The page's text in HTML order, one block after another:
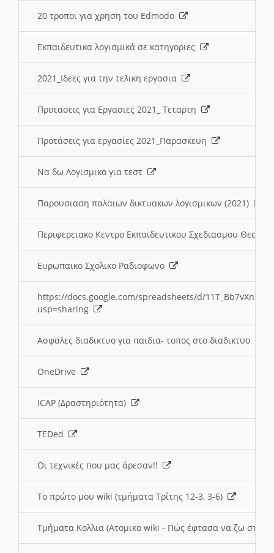
20 τροποι για χρηση του Edmodo
Εκπαιδευτικα λογισμικά σε κατηγοριες
2021_Ιδεες για την τελικη εργασια
Προτασεις για Εργασιες 2021_ Τεταρτη
Προτάσεις για εργασίες 2021_Παρασκευη
Να δω Λογισμικο για τεστ
Παρουσιαση παλαιων δικτυακων λογισμικων (2021)
Περιφερειακο Κεντρο Εκπαιδευτικου Σχεδιασμου
Ευρωπαικο Σχολικο Ραδιοφωνο
https://docs.google.com/spreadsheets/d/
usp=sharing
Ασφαλες διαδικτυο για παιδια- τοπος στο διαδικτυο
OneDrive
ICAP (Δραστηριότητα)
TEDed
Οι τεχνικές που μας άρεσαν!!
Το πρώτο μου wiki (τμήματα Τρίτης 12-3, 3-6)
Τμήματα Κολλια (Ατομικο wiki - Πώς έφτασα να ζω στην